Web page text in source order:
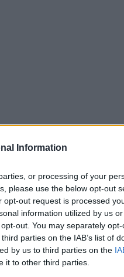
Information
or processing of your
please use the below opt-out
out request is processed
information utilized by us
out. You may separately
parties on the IAB’s list of
by us to third parties on the
it to other third parties.